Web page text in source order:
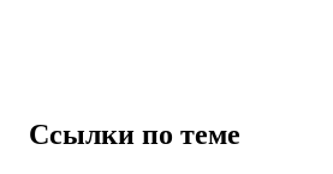
Ссылки по теме